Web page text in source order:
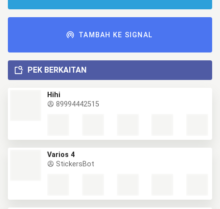
TAMBAH KE SIGNAL
PEK BERKAITAN
Hihi
89994442515
Varios 4
StickersBot